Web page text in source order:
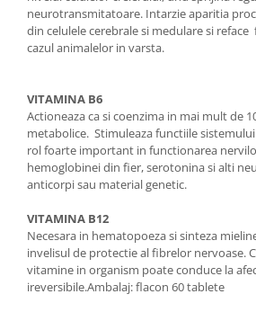
neurotransmitatoare. Intarzie aparitia
din celulele cerebrale si medulare si
cazul animalelor in varsta.
VITAMINA B6
Actioneaza ca si coenzima in mai mult de
metabolice. Stimuleaza functiile
rol foarte important in functionarea
hemoglobinei din fier, serotonina si alti
anticorpi sau material genetic.
VITAMINA B12
Necesara in hematopoeza si sinteza
invelisul de protectie al fibrelor nervoase.
vitamine in organism poate conduce la
ireversibile.Ambalaj: flacon 60 tablete